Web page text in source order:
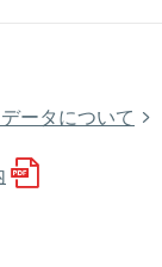
ータについて